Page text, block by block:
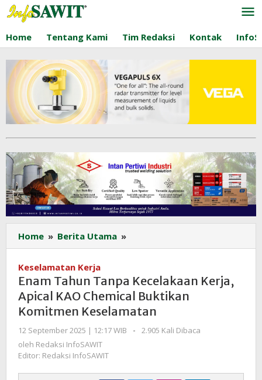
Lewati
ke
konten
Home Tentang Kami Tim Redaksi Kontak
Home » Berita Utama »
Tahun
Kecelakaan
Kerja,
Apical
KAO
Chemical
Keselamatan Kerja
Enam Tahun Tanpa Kecelakaan Kerja,
Apical KAO Chemical Buktikan
Komitmen Keselamatan
12 September 2025 | 12:17 WIB
oleh
-
2.905 Kali Dibaca
oleh Redaksi InfoSAWIT
Editor: Redaksi InfoSAWIT